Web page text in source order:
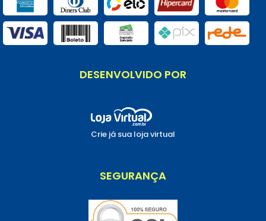
DESENVOLVIDO POR
Crie já sua loja virtual
.
SEGURANÇA